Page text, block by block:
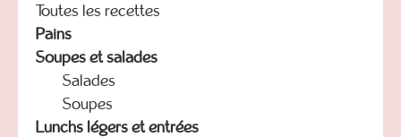
Toutes les recettes
Pains
Soupes et salades
Salades
Soupes
Lunchs légers et entrées